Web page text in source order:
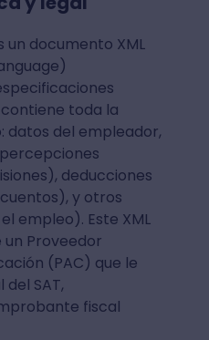
un documento XML
toda la
datos del empleador,
deducciones
y otros
empleo). Este XML
Proveedor
(PAC) que le
SAT,
fiscal